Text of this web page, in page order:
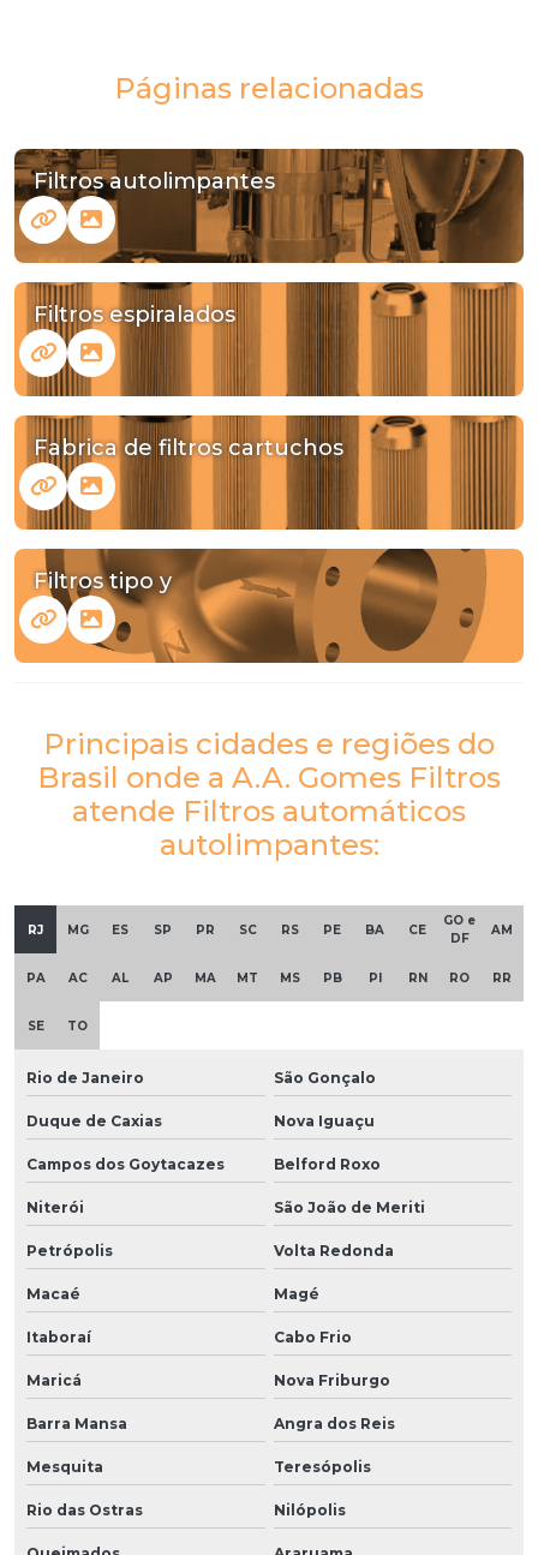
Páginas relacionadas
Filtros autolimpantes
Filtros espiralados
Fabrica de filtros cartuchos
Filtros tipo y
Principais cidades e regiões do
Brasil onde a A.A. Gomes Filtros
atende Filtros automáticos
autolimpantes:
RJ MG ES SP PR SC RS PE BA CE
GO e
DF
AM
PA AC AL AP MA MT MS PB PI RN RO RR
SE TO
Rio de Janeiro São Gonçalo
Duque de Caxias Nova Iguaçu
Campos dos Goytacazes Belford Roxo
Niterói São João de Meriti
Petrópolis Volta Redonda
Macaé Magé
Itaboraí Cabo Frio
Maricá Nova Friburgo
Barra Mansa Angra dos Reis
Mesquita Teresópolis
Rio das Ostras Nilópolis